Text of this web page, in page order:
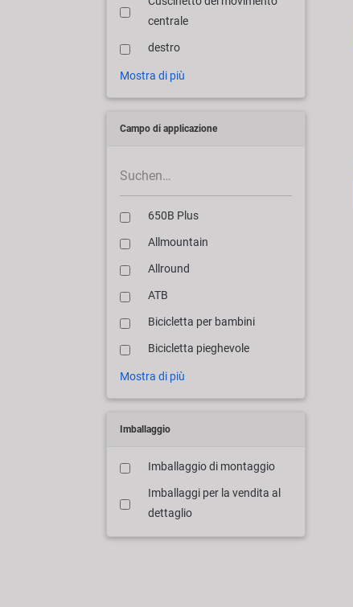
centrale
destro
Mostra di più
Campo di applicazione
650B Plus
Allmountain
Allround
ATB
Bicicletta per bambini
Bicicletta pieghevole
Mostra di più
Imballaggio
Imballaggio di montaggio
Imballaggi per la vendita al
dettaglio